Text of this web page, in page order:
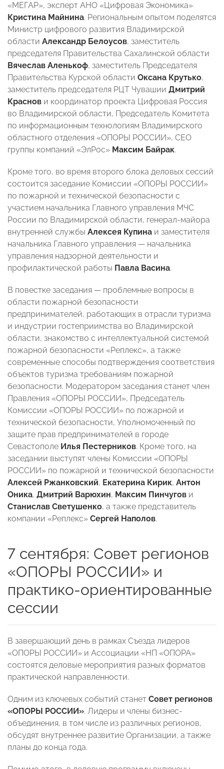
«МЕГАР», эксперт АНО «Цифровая Экономика»
Кристина Майнина. Региональным опытом поделятся
Министр цифрового развития Владимирской
области Александр Белоусов, заместитель
председателя Правительства Сахалинской области
Вячеслав Аленькоф, заместитель Председателя
Правительства Курской области Оксана Крутько,
заместитель председателя РЦТ Чувашии Дмитрий
Краснов и координатор проекта Цифровая Россия
во Владимирской области, Председатель Комитета
по информационным технологиям Владимирского
областного отделения «ОПОРЫ РОССИИ», CEO
группы компаний «ЭлРос» Максим Байрак.
Кроме того, во время второго блока деловых сессий
состоится заседание Комиссии «ОПОРЫ РОССИИ»
по пожарной и технической безопасности с
участием начальника Главного управления МЧС
России по Владимирской области, генерал-майора
внутренней службы Алексея Купина и заместителя
начальника Главного управления — начальника
управления надзорной деятельности и
профилактической работы Павла Васина.
В повестке заседания — проблемные вопросы в
области пожарной безопасности
предпринимателей, работающих в отрасли туризма
и индустрии гостеприимства во Владимирской
области, знакомство с интеллектуальной системой
пожарной безопасности «Реплекс», а также
современные способы подтверждения соответствия
объектов туризма требованиям пожарной
безопасности. Модератором заседания станет член
Правления «ОПОРЫ РОССИИ», Председатель
Комиссии «ОПОРЫ РОССИИ» по пожарной и
технической безопасности, Уполномоченный по
защите прав предпринимателей в городе
Севастополе Илья Пестерников. Кроме того, на
заседании выступят члены Комиссии «ОПОРЫ
РОССИИ» по пожарной и технической безопасности
Алексей Ржанковский, Екатерина Кирик, Антон
Оника, Дмитрий Варюхин, Максим Пинчугов и
Станислав Светушенко, а также представитель
компании «Реплекс» Сергей Наполов.
7 сентября: Совет регионов
«ОПОРЫ РОССИИ» и
практико-ориентированные
сессии
В завершающий день в рамках Съезда лидеров
«ОПОРЫ РОССИИ» и Ассоциации «НП «ОПОРА»
состоятся деловые мероприятия разных форматов
практической направленности.
Одним из ключевых событий станет Совет регионов
«ОПОРЫ РОССИИ». Лидеры и члены бизнес-
объединения, в том числе из различных регионов,
обсудят внутреннее развитие Организации, а также
планы до конца года.